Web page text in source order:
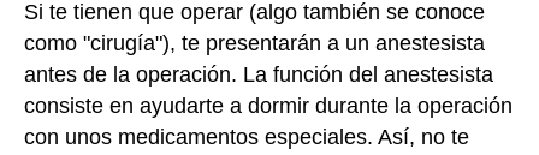
Si te tienen que operar (algo también se conoce
como "cirugía"), te presentarán a un anestesista
antes de la operación. La función del anestesista
consiste en ayudarte a dormir durante la operación
con unos medicamentos especiales. Así, no te